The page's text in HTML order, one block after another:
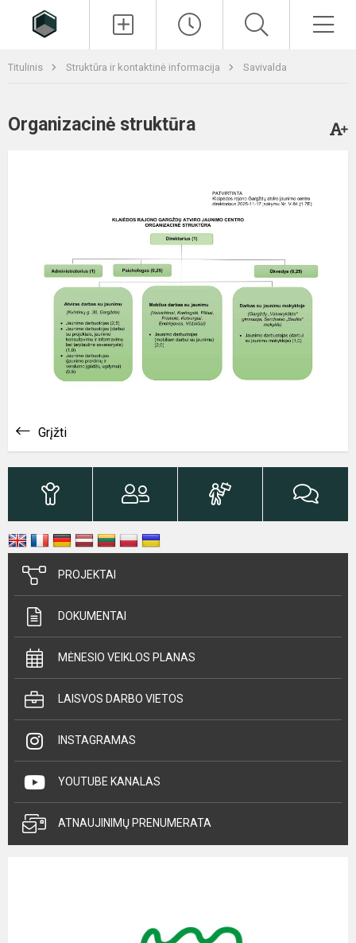
Titulinis Struktūra ir kontaktinė informacija Savivalda
Organizacinė struktūra
Grįžti
PROJEKTAI
DOKUMENTAI
MĖNESIO VEIKLOS PLANAS
LAISVOS DARBO VIETOS
INSTAGRAMAS
YOUTUBE KANALAS
ATNAUJINIMŲ PRENUMERATA